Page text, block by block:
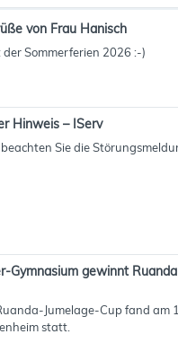
von Frau Hanisch
Sommerferien 2026 :-)
Hinweis – IServ
Sie die
Gymnasium gewinnt
Jumelage-Cup fand am
statt.